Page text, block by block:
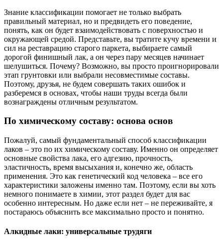
Знание классификации помогает не только выбрать
правильный материал, но и предвидеть его поведение,
понять, как он будет взаимодействовать с поверхностью и
окружающей средой. Представьте, вы тратите кучу времени и
сил на реставрацию старого паркета, выбираете самый
дорогой финишный лак, а он через пару месяцев начинает
шелушиться. Почему? Возможно, вы просто проигнорировали
этап грунтовки или выбрали несовместимые составы.
Поэтому, друзья, не будем совершать таких ошибок и
разберемся в основах, чтобы наши труды всегда были
вознаграждены отличным результатом.
По химическому составу: основа основ
Пожалуй, самый фундаментальный способ классификации
лаков – это по их химическому составу. Именно он определяет
основные свойства лака, его адгезию, прочность,
эластичность, время высыхания и, конечно же, область
применения. Это как генетический код человека – все его
характеристики заложены именно там. Поэтому, если вы хоть
немного понимаете в химии, этот раздел будет для вас
особенно интересным. Но даже если нет – не переживайте, я
постараюсь объяснить все максимально просто и понятно.
Алкидные лаки: универсальные трудяги